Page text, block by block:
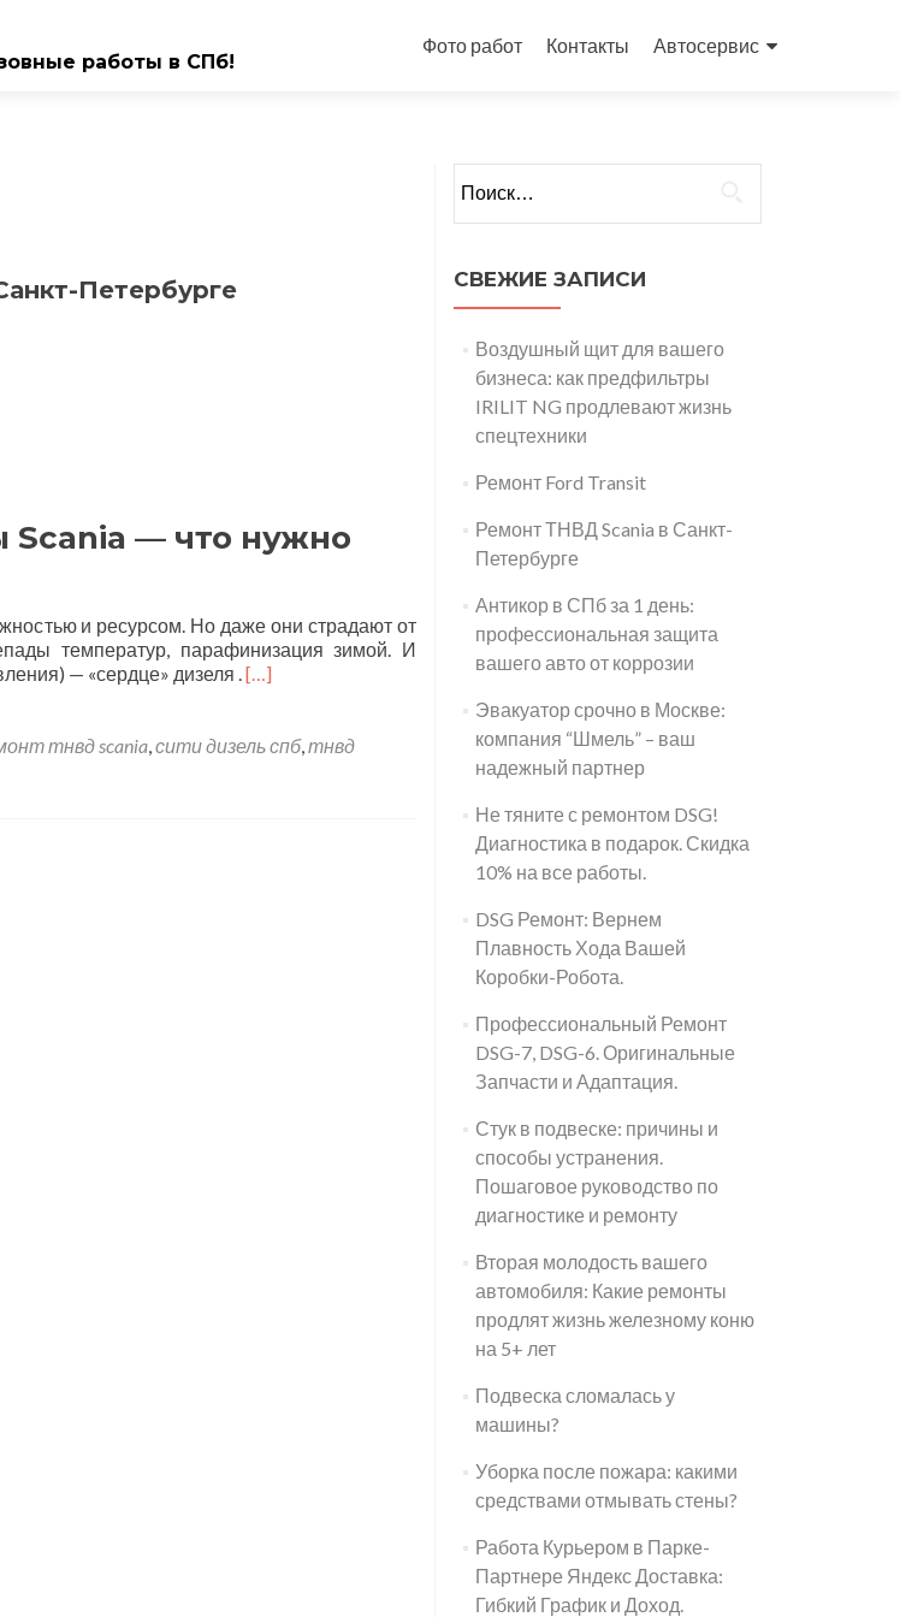
работы в СПб!
к
Фото работ Контакты Автосервис
Петербурге
Scania — что нужно
и ресурсом. Но даже они страдают от
температур, парафинизация зимой. И
— «сердце» дизеля .[…]
тнвд scania,сити дизель спб,тнвд
СВЕЖИЕ ЗАПИСИ
Воздушный щит для вашего
бизнеса: как предфильтры
IRILIT NG продлевают жизнь
спецтехники
Ремонт Ford Transit
Ремонт ТНВД Scania в Санкт-
Петербурге
Антикор в СПб за 1 день:
профессиональная защита
вашего авто от коррозии
Эвакуатор срочно в Москве:
компания “Шмель” – ваш
надежный партнер
Не тяните с ремонтом DSG!
Диагностика в подарок. Скидка
10% на все работы.
DSG Ремонт: Вернем
Плавность Хода Вашей
Коробки-Робота.
Профессиональный Ремонт
DSG-7, DSG-6. Оригинальные
Запчасти и Адаптация.
Стук в подвеске: причины и
способы устранения.
Пошаговое руководство по
диагностике и ремонту
Вторая молодость вашего
автомобиля: Какие ремонты
продлят жизнь железному коню
на 5+ лет
Подвеска сломалась у
машины?
Уборка после пожара: какими
средствами отмывать стены?
Работа Курьером в Парке-
Партнере Яндекс Доставка:
Гибкий График и Доход.